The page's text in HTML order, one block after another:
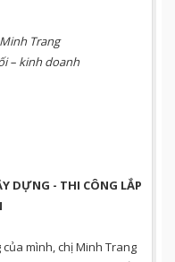
Trang
– kinh doanh
DỰNG - THI CÔNG LẮP
mình, chị Minh Trang